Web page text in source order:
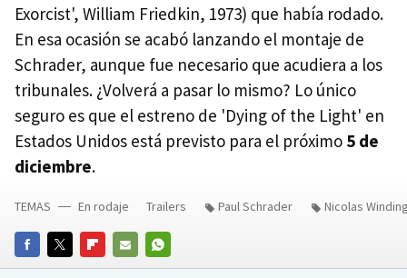
Exorcist', William Friedkin, 1973) que había rodado.
En esa ocasión se acabó lanzando el montaje de
Schrader, aunque fue necesario que acudiera a los
tribunales. ¿Volverá a pasar lo mismo? Lo único
seguro es que el estreno de 'Dying of the Light' en
Estados Unidos está previsto para el próximo 5 de
diciembre.
FACEBOOKTWITTERFLIPBOARD
E-
WHATSAPP
TEMAS En rodaje Trailers Paul Schrader Nicolas